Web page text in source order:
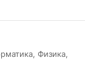
Физика,